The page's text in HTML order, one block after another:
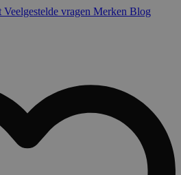
Veelgestelde vragen Merken Blog